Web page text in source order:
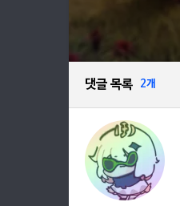
댓글 목록 2개